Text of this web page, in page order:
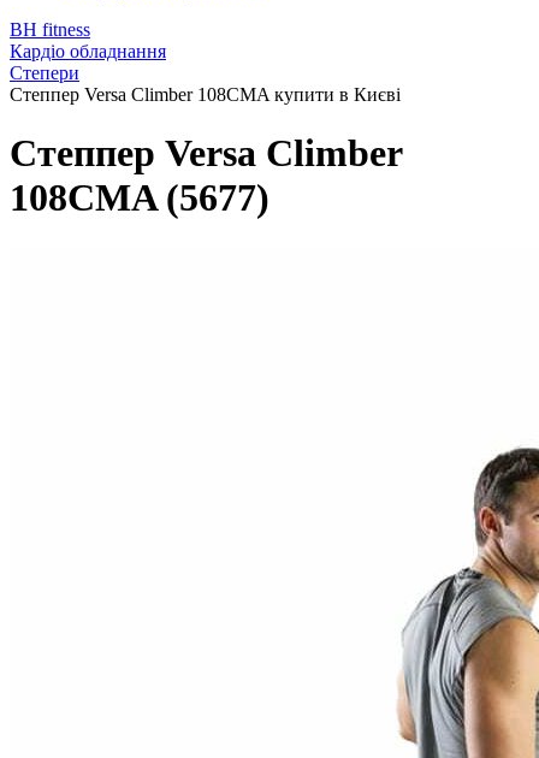
BH fitness
Кардіо обладнання
Степери
Степпер Versa Climber 108CMA купити в Києві
Степпер Versa Climber
108CMA (5677)